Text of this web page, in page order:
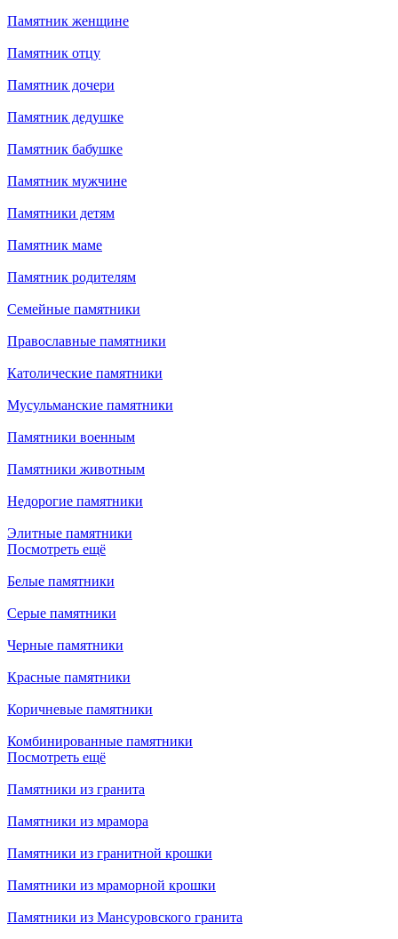
Памятник женщине
Памятник отцу
Памятник дочери
Памятник дедушке
Памятник бабушке
Памятник мужчине
Памятники детям
Памятник маме
Памятник родителям
Семейные памятники
Православные памятники
Католические памятники
Мусульманские памятники
Памятники военным
Памятники животным
Недорогие памятники
Элитные памятники
Посмотреть ещё
Белые памятники
Серые памятники
Черные памятники
Красные памятники
Коричневые памятники
Комбинированные памятники
Посмотреть ещё
Памятники из гранита
Памятники из мрамора
Памятники из гранитной крошки
Памятники из мраморной крошки
Памятники из Мансуровского гранита